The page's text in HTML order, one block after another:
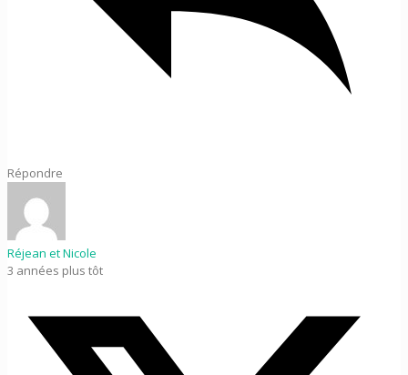
Répondre
Réjean et Nicole
3 années plus tôt